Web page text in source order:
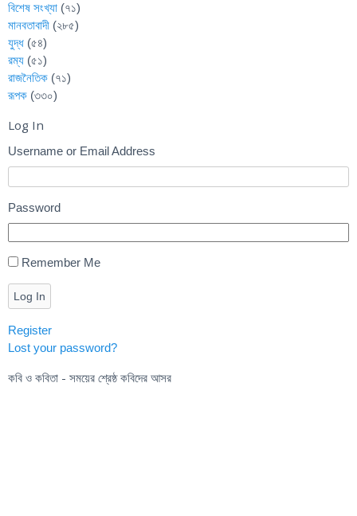
বিশেষ সংখ্যা (৭১)
মানবতাবাদী (২৮৫)
যুদ্ধ (৫৪)
রম্য (৫১)
রাজনৈতিক (৭১)
রূপক (৩৩০)
Log In
Username or Email Address
Password
Remember Me
Log In
Register
Lost your password?
কবি ও কবিতা - সময়ের শ্রেষ্ঠ কবিদের আসর